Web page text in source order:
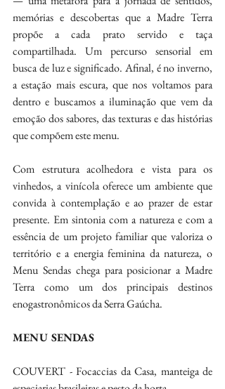
memórias e descobertas que a Madre Terra
propõe a cada prato servido e taça
compartilhada. Um percurso sensorial em
busca de luz e significado. Afinal, é no inverno,
a estação mais escura, que nos voltamos para
dentro e buscamos a iluminação que vem da
emoção dos sabores, das texturas e das histórias
que compõem este menu.
Com estrutura acolhedora e vista para os
vinhedos, a vinícola oferece um ambiente que
convida à contemplação e ao prazer de estar
presente. Em sintonia com a natureza e com a
essência de um projeto familiar que valoriza o
território e a energia feminina da natureza, o
Menu Sendas chega para posicionar a Madre
Terra como um dos principais destinos
enogastronômicos da Serra Gaúcha.
MENU SENDAS
COUVERT - Focaccias da Casa, manteiga de